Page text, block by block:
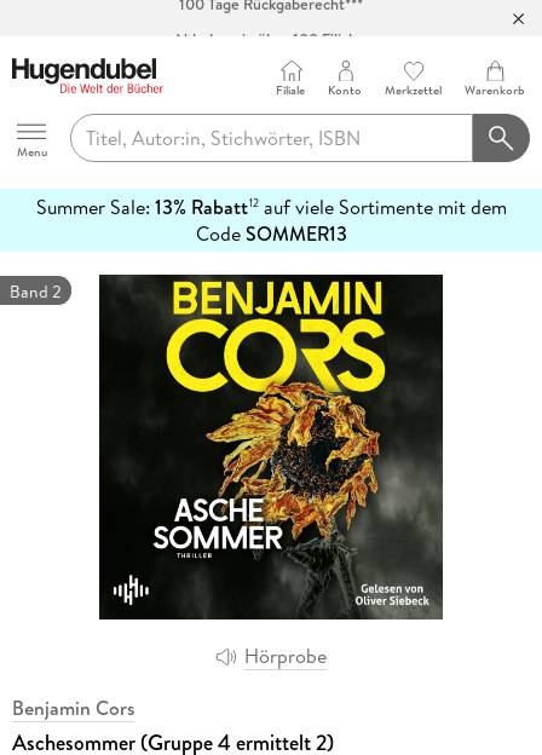
Abholung in über 100 Filialen
Hugendubel
Menu
Filiale Konto Merkzettel Warenkorb
Summer Sale: 13% Rabatt12auf viele Sortimente mit dem
CodeSOMMER13
erfahren
Hörprobe
Band 2
Benjamin Cors
Aschesommer (Gruppe 4 ermittelt 2)